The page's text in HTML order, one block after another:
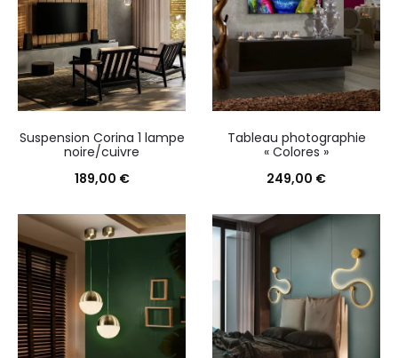
Suspension Corina 1 lampe
noire/cuivre
189,00 €
Tableau photographie
« Colores »
249,00 €